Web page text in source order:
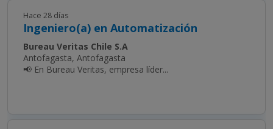
Hace 28 días
Ingeniero(a) en Automatización
Bureau Veritas Chile S.A
Antofagasta, Antofagasta
📢 En Bureau Veritas, empresa líder...